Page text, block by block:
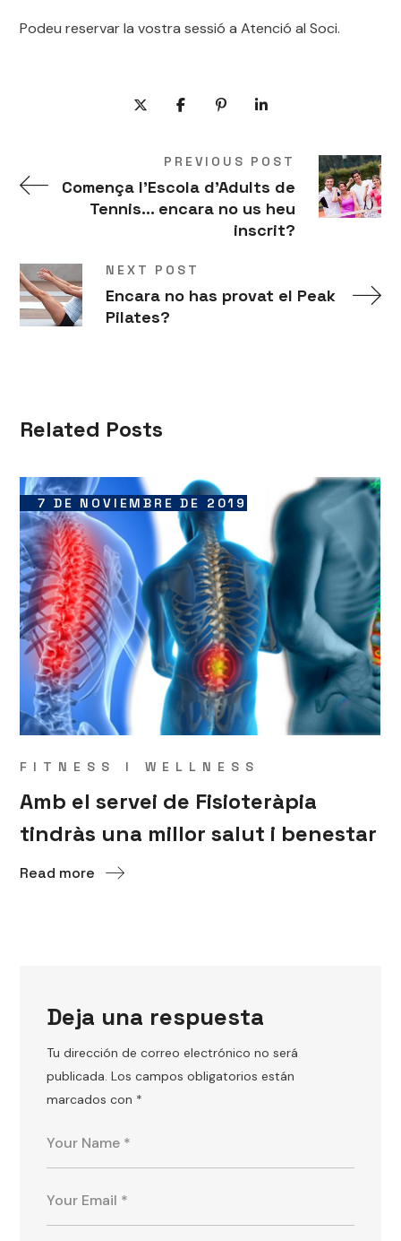
Podeu reservar la vostra sessió a Atenció al Soci.
PREVIOUS POST
Comença l'Escola d'Adults de
Tennis... encara no us heu
inscrit?
NEXT POST
Encara no has provat el Peak
Pilates?
Related Posts
7 DE NOVIEMBRE DE 2019
FITNESS I WELLNESS
Amb el servei de Fisioteràpia
tindràs una millor salut i benestar
Read more
Deja una respuesta
Tu dirección de correo electrónico no será
publicada. Los campos obligatorios están
marcados con *